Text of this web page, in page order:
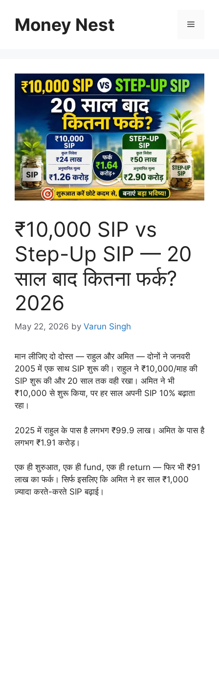
contentMoney Nest Menu
₹10,000 SIP vs
Step-Up SIP — 20
साल बाद कितना फर्क?
2026
May 22, 2026 by Varun Singh
मान लीजिए दो दोस्त — राहुल और अमित — दोनों ने जनवरी
2005 में एक साथ SIP शुरू की। राहुल ने ₹10,000/माह की
SIP शुरू की और 20 साल तक वही रखा। अमित ने भी
₹10,000 से शुरू किया, पर हर साल अपनी SIP 10% बढ़ाता
रहा।
2025 में राहुल के पास है लगभग ₹99.9 लाख। अमित के पास है
लगभग ₹1.91 करोड़।
एक ही शुरुआत, एक ही fund, एक ही return — फिर भी ₹91
लाख का फर्क। सिर्फ इसलिए कि अमित ने हर साल ₹1,000
ज़्यादा करते-करते SIP बढ़ाई।